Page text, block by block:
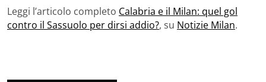
Leggi l’articolo completo Calabria e il Milan: quel gol
contro il Sassuolo per dirsi addio?, su Notizie Milan.